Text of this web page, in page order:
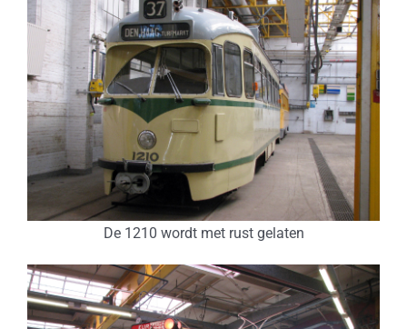
De 1210 wordt met rust gelaten